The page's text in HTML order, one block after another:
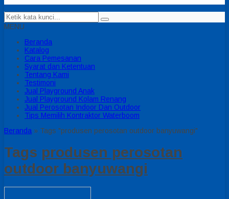
MENU
Beranda
Katalog
Cara Pemesanan
Syarat dan Ketentuan
Tentang Kami
Testimoni
Jual Playground Anak
Jual Playground Kolam Renang
Jual Perosotan Indoor Dan Outdoor
Tips Memilih Kontraktor Waterboom
Beranda » Tags "produsen perosotan outdoor banyuwangi"
Tags produsen perosotan
outdoor banyuwangi